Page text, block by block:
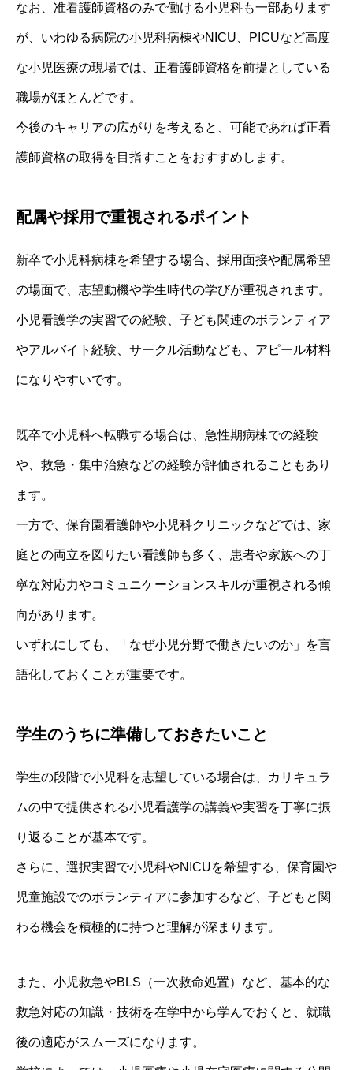
なお、准看護師資格のみで働ける小児科も一部あります
が、いわゆる病院の小児科病棟やNICU、PICUなど高度
な小児医療の現場では、正看護師資格を前提としている
職場がほとんどです。
今後のキャリアの広がりを考えると、可能であれば正看
護師資格の取得を目指すことをおすすめします。
配属や採用で重視されるポイント
新卒で小児科病棟を希望する場合、採用面接や配属希望
の場面で、志望動機や学生時代の学びが重視されます。
小児看護学の実習での経験、子ども関連のボランティア
やアルバイト経験、サークル活動なども、アピール材料
になりやすいです。
既卒で小児科へ転職する場合は、急性期病棟での経験
や、救急・集中治療などの経験が評価されることもあり
ます。
一方で、保育園看護師や小児科クリニックなどでは、家
庭との両立を図りたい看護師も多く、患者や家族への丁
寧な対応力やコミュニケーションスキルが重視される傾
向があります。
いずれにしても、「なぜ小児分野で働きたいのか」を言
語化しておくことが重要です。
学生のうちに準備しておきたいこと
学生の段階で小児科を志望している場合は、カリキュラ
ムの中で提供される小児看護学の講義や実習を丁寧に振
り返ることが基本です。
さらに、選択実習で小児科やNICUを希望する、保育園や
児童施設でのボランティアに参加するなど、子どもと関
わる機会を積極的に持つと理解が深まります。
また、小児救急やBLS（一次救命処置）など、基本的な
救急対応の知識・技術を在学中から学んでおくと、就職
後の適応がスムーズになります。